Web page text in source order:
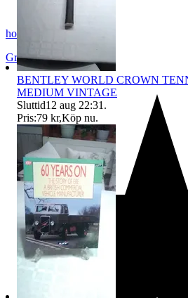
honey53
Grums,Sverige
BENTLEY WORLD CROWN
MEDIUM VINTAGE
Sluttid12 aug 22:31 .
Pris:79 kr,Köp nu.